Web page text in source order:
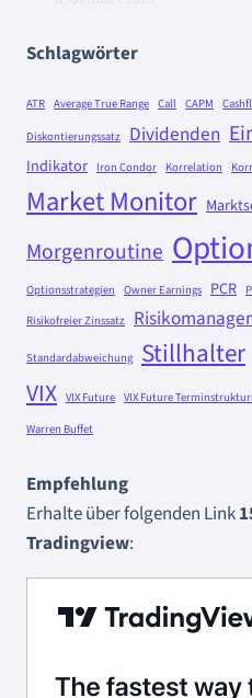
Schlagwörter
ATR Average True Range Call CAPM
Diskontierungssatz Dividenden
Indikator Iron Condor Korrelation
Market Monitor
Morgenroutine
Optionsstrategien Owner Earnings PCR
Risikofreier Zinssatz
Standardabweichung Stillhalter
VIX VIX Future VIX Future
Warren Buffet
Empfehlung
Erhalte über folgenden Link
Tradingview: